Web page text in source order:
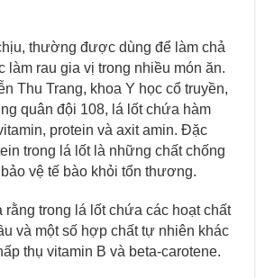
thường được dùng để làm chả
làm rau gia vị trong nhiều món ăn.
Thu Trang, khoa Y học cổ truyền,
quân đội 108, lá lốt chứa hàm
protein và axit amin. Đặc
trong lá lốt là những chất chống
vệ tế bào khỏi tổn thương.
rằng trong lá lốt chứa các hoạt chất
và một số hợp chất tự nhiên khác
thụ vitamin B và beta-carotene.